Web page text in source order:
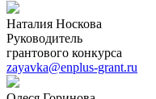
Наталия Носкова
Руководитель
грантового конкурса
zayavka@enplus-grant.ru